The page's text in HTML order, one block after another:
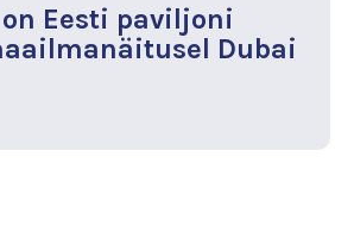
Eesti paviljoni
Dubai